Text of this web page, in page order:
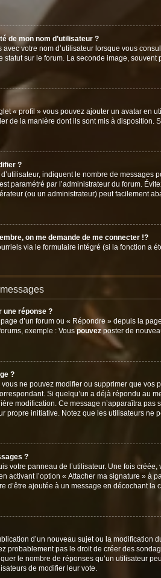
de mon nom d’utilisateur ?
votre nom d’utilisateur lorsque vous
sur le forum. La seconde image,
« profil » vous pouvez ajouter un avatar en
de la manière dont ils sont mis à disposition.
?
indiquent le nombre de
paramétré par l’administrateur du forum.
(ou un administrateur) peut facilement
on me demande de me connecter !?
via le formulaire intégré (si la fonction a
une réponse ?
d’un forum ou « Répondre » depuis la
exemple : Vouspouvez poster de
?
ne pouvez modifier ou supprimer que
Si quelqu’un a déjà répondu au
modification. Ce message n’apparaîtra
propre initiative. Notez que les utilisateurs ne
?
votre panneau de l’utilisateur. Une fois créée,
activant l’option « Attacher ma signature » à
d’être ajoutée à un message en décochant la
d’un nouveau sujet ou la modification
probablement pas le droit de créer des
le nombre de réponses qu’un utilisateur
de modifier leur vote.